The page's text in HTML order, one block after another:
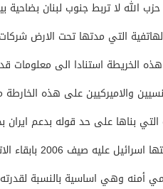
لا تربط جنوب لبنان بضاحية
التي مدتها تحت الارض
استنادا الى معلومات
والاميركيين على هذه الخارطة
بناها على حد قوله بدعم ايران
وبحسب حزب الله فان هذه
أمنه وهي اساسية بالنسبة